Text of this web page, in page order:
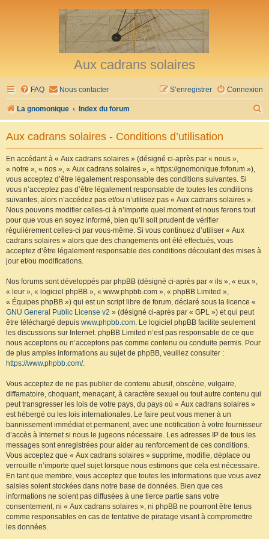
Aux cadrans solaires
FAQ Nous contacter Connexion
S’enregistrer
La gnomonique Index du forum
e
Aux cadrans solaires - Conditions d’utilisation
En accédant à « Aux cadrans solaires » (désigné ci-après par « nous »,
« notre », « nos », « Aux cadrans solaires », « https://gnomonique.fr/forum »),
vous acceptez d’être légalement responsable des conditions suivantes. Si
vous n’acceptez pas d’être légalement responsable de toutes les conditions
suivantes, alors n’accédez pas et/ou n’utilisez pas « Aux cadrans solaires ».
Nous pouvons modifier celles-ci à n’importe quel moment et nous ferons tout
pour que vous en soyez informé, bien qu’il soit prudent de vérifier
régulièrement celles-ci par vous-même. Si vous continuez d’utiliser « Aux
cadrans solaires » alors que des changements ont été effectués, vous
acceptez d’être légalement responsable des conditions découlant des mises à
jour et/ou modifications.
Nos forums sont développés par phpBB (désigné ci-après par « ils », « eux »,
« leur », « logiciel phpBB », « www.phpbb.com », « phpBB Limited »,
« Équipes phpBB ») qui est un script libre de forum, déclaré sous la licence «
GNU General Public License v2 » (désigné ci-après par « GPL ») et qui peut
être téléchargé depuis www.phpbb.com. Le logiciel phpBB facilite seulement
les discussions sur Internet. phpBB Limited n’est pas responsable de ce que
nous acceptons ou n’acceptons pas comme contenu ou conduite permis. Pour
de plus amples informations au sujet de phpBB, veuillez consulter :
https://www.phpbb.com/.
Vous acceptez de ne pas publier de contenu abusif, obscène, vulgaire,
diffamatoire, choquant, menaçant, à caractère sexuel ou tout autre contenu qui
peut transgresser les lois de votre pays, du pays où « Aux cadrans solaires »
est hébergé ou les lois internationales. Le faire peut vous mener à un
bannissement immédiat et permanent, avec une notification à votre fournisseur
d’accès à Internet si nous le jugeons nécessaire. Les adresses IP de tous les
messages sont enregistrées pour aider au renforcement de ces conditions.
Vous acceptez que « Aux cadrans solaires » supprime, modifie, déplace ou
verrouille n’importe quel sujet lorsque nous estimons que cela est nécessaire.
En tant que membre, vous acceptez que toutes les informations que vous avez
saisies soient stockées dans notre base de données. Bien que ces
informations ne soient pas diffusées à une tierce partie sans votre
consentement, ni « Aux cadrans solaires », ni phpBB ne pourront être tenus
comme responsables en cas de tentative de piratage visant à compromettre
les données.